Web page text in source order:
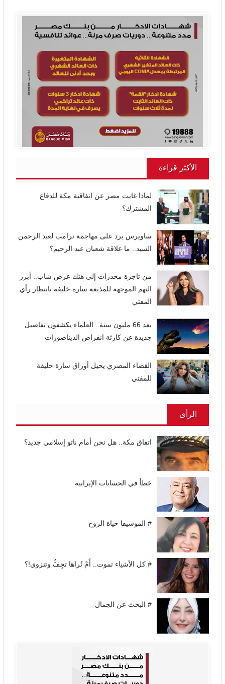
الأكثر قراءة
لماذا غابت مصر عن اتفاقية مكة للدفاع
المشترك؟
ساويرس يرد على مهاجمة ترامب لعبد الرحمن
السيد.. ما علاقة شعبان عبد الرحيم؟
من تاجرة مخدرات إلى هتك عرض شاب.. أبرز
التهم الموجهة للمذيعة سارة خليفة بانتظار رأي
المفتي
بعد 66 مليون سنة.. العلماء يكشفون تفاصيل
جديدة عن كارثة انقراض الديناصورات
القضاء المصري يحيل أوراق سارة خليفة
للمفتي
الرأى
اتفاق مكة.. هل نحن أمام ناتو إسلامي جديد؟
خطأ في الحسابات الإيرانية
# الموسيقا حياة الروح
# كل الأشياء تموت.. أَمْ تُراها تجِفُّ وتنزوي!؟
# البحث عن الجمال